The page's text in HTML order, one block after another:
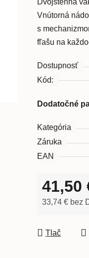
Vnútorná
s
fľašu na
Dostupnosť
Kód:
Dodatočné
Kategória
Záruka
EAN
41,50
33,74 € bez
Tlač